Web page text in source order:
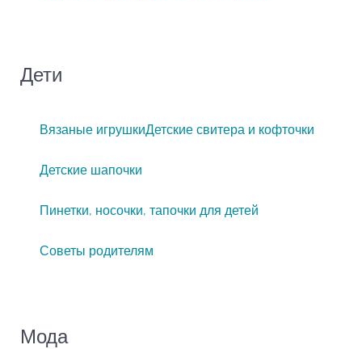
Дети
Вязаные игрушкиДетские свитера и кофточки
Детские шапочки
Пинетки, носочки, тапочки для детей
Советы родителям
Мода